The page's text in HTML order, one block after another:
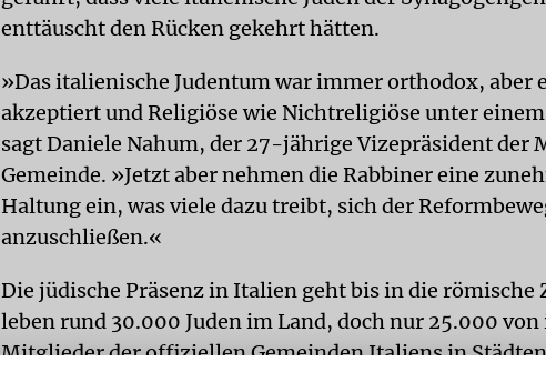
enttäuscht den Rücken gekehrt hätten.
»Das italienische Judentum war immer orthodox, aber
akzeptiert und Religiöse wie Nichtreligiöse unter
sagt Daniele Nahum, der 27-jährige Vizepräsident der
Gemeinde. »Jetzt aber nehmen die Rabbiner eine
Haltung ein, was viele dazu treibt, sich der
anzuschließen.«
Die jüdische Präsenz in Italien geht bis in die römische
leben rund 30.000 Juden im Land, doch nur 25.000
Mitglieder der offiziellen Gemeinden Italiens in